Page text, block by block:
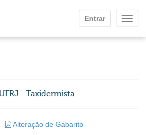
Entrar
- Taxidermista
Alteração de Gabarito